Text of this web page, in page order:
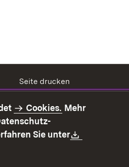
Seite drucken
Erklärung zur
Barrierefreiheit
Fehlerhaften Link melden
Cookies. Mehr
Sie unter